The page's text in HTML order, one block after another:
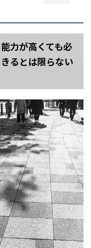
力が高くても必
るとは限らない